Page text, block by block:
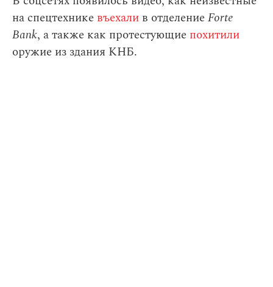
на спецтехнике въехали в отделениеForte
Bank, а также как протестующие похитили
оружие из здания КНБ.